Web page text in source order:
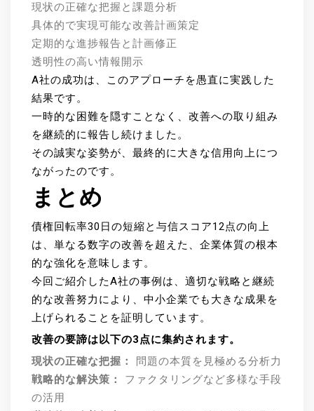
現状の正確な把握と課題分析
具体的で実現可能な改善計画策定
定期的な進捗報告と計画修正
透明性の高い情報開示
A社の成功は、このアプローチを愚直に実践した
結果です。
一時的な困難を隠すことなく、改善への取り組み
を継続的に報告し続けました。
その誠実な姿勢が、最終的に大きな信用向上につ
ながったのです。
まとめ
債権回転率30日の短縮と与信スコア12点の向上
は、単なる数字の改善を超えた、企業体質の根本
的な強化を意味します。
今回ご紹介したA社の事例は、適切な戦略と継続
的な改善努力により、中小企業でも大きな成果を
上げられることを証明しています。
改善の要諦は以下の3点に集約されます。
現状の正確な把握：
問題の本質を見極める分析力
戦略的な解決策：
ファクタリングなど多様な手段
の活用